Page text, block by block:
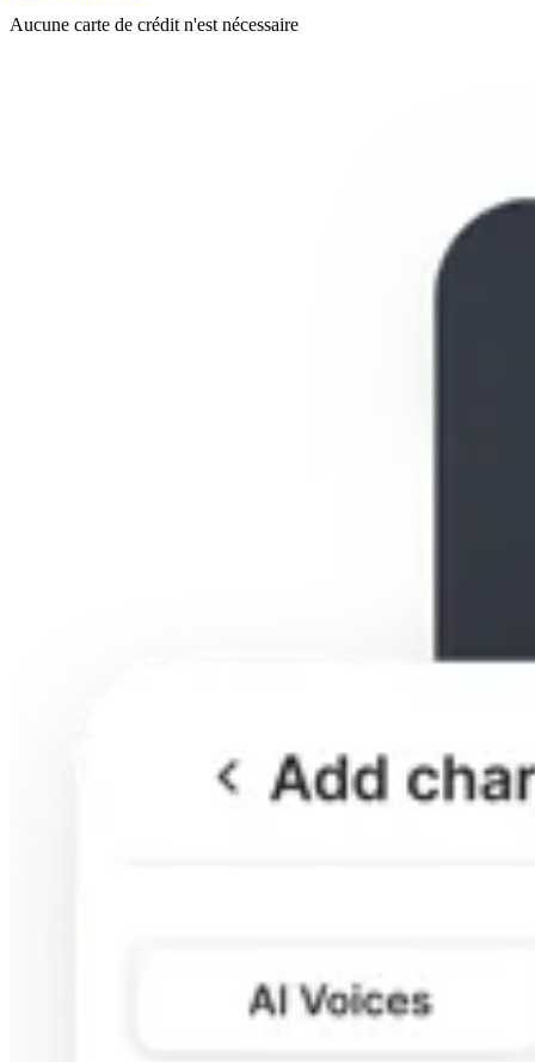
Aucune carte de crédit n'est nécessaire